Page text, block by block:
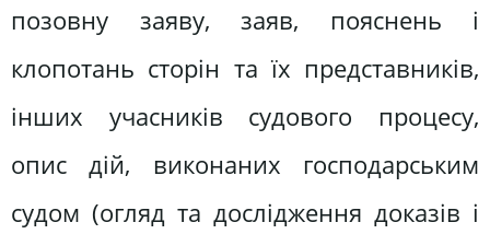
позовну заяву, заяв, пояснень і
клопотань сторін та їх представників,
інших учасників судового процесу,
опис дій, виконаних господарським
судом (огляд та дослідження доказів і